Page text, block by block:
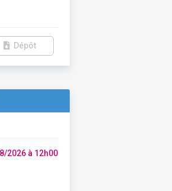
Dépôt
2026 à 12h00